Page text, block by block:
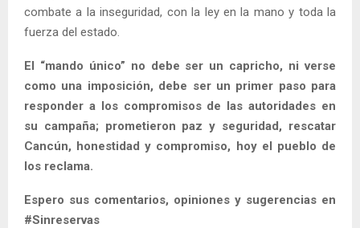
combate a la inseguridad, con la ley en la mano y toda la
fuerza del estado.
El “mando único” no debe ser un capricho, ni verse
como una imposición, debe ser un primer paso para
responder a los compromisos de las autoridades en
su campaña; prometieron paz y seguridad, rescatar
Cancún, honestidad y compromiso, hoy el pueblo de
los reclama.
Espero sus comentarios, opiniones y sugerencias en
#Sinreservas